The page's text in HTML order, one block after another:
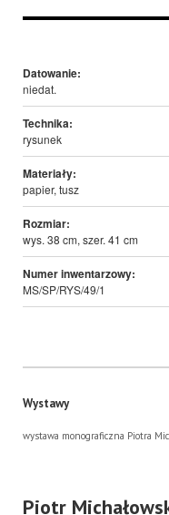
Datowanie:
niedat.
Technika:
rysunek
Materiały:
papier, tusz
Rozmiar:
wys. 38 cm, szer. 41 cm
Numer inwentarzowy:
MS/SP/RYS/49/1
Wystawy
wystawa monograficzna Piotra
Piotr